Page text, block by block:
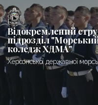
Перейти
до
вмісту
Відокремлений
підрозділ
коледж ХДМА"
Херсонської державної